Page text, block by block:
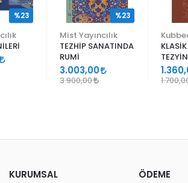
%23
Mist Yayıncılık
TEZHİP SANATINDA
RUMİ
3.003,00
3.900,00
%23
TEZYİNİ
DESEN
KURUMSAL ÖDEME